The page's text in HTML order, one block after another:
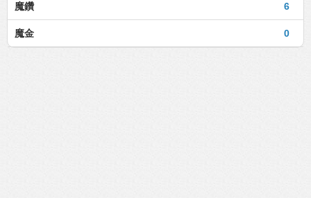
6
魔鑽
0
魔金